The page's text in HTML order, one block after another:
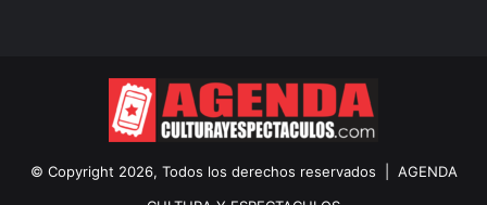
© Copyright 2026, Todos los derechos reservados | AGENDA